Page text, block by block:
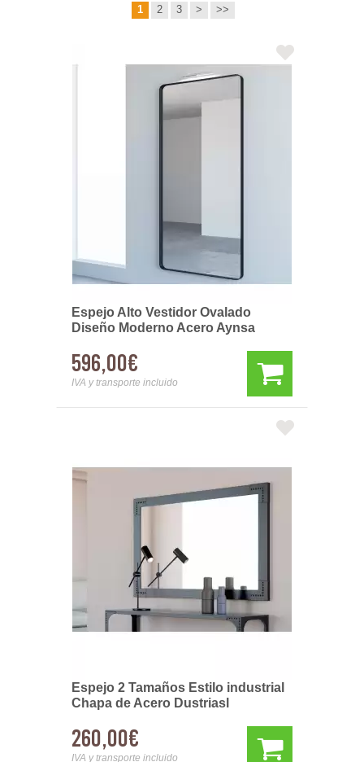
1 2 3 > >>
Espejo Alto Vestidor Ovalado
Diseño Moderno Acero Aynsa
596,00€
IVA y transporte incluido
Espejo 2 Tamaños Estilo industrial
Chapa de Acero Dustriasl
260,00€
IVA y transporte incluido